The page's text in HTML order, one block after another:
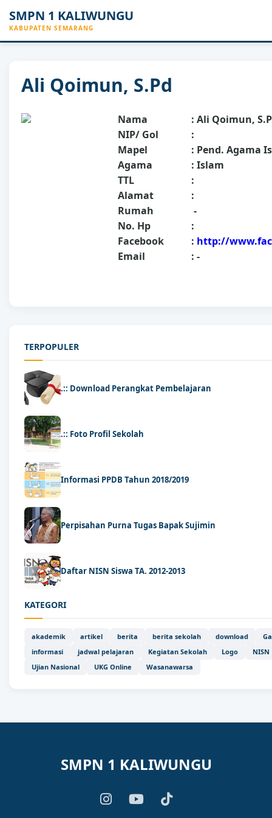
SMPN 1 KALIWUNGU
KABUPATEN SEMARANG
Ali Qoimun, S.Pd
Nama : Ali Qoimun,
NIP/ Gol
:
Mapel
: Pend. Agama
Agama
: Islam
TTL
:
Alamat
Rumah
:
-
No. Hp
:
Facebook
: http://
Email
: -
TERPOPULER
.:: Download Perangkat Pembelajaran
.:: Foto Profil Sekolah
Informasi PPDB Tahun 2018/2019
Perpisahan Purna Tugas Bapak Sujimin
Daftar NISN Siswa TA. 2012-2013
KATEGORI
akademik artikel berita berita sekolah download
informasi
jadwal pelajaran Kegiatan Sekolah Logo
NISN
Ujian Nasional
UKG Online Wasanawarsa
SMPN 1 KALIWUNGU